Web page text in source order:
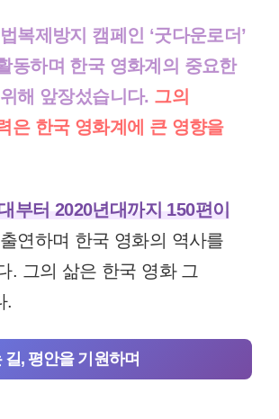
복제방지 캠페인 ‘굿다운로더’
동하며 한국 영화계의 중요한
해 앞장섰습니다. 그의
은 한국 영화계에 큰 영향을
부터 2020년대까지 150편이
연하며 한국 영화의 역사를
. 그의 삶은 한국 영화 그
.
, 평안을 기원하며